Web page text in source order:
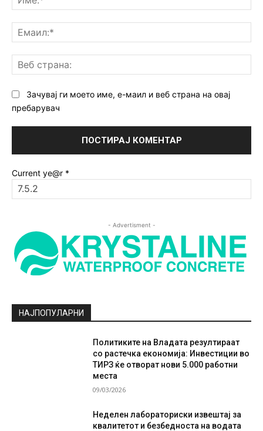
Зачувај ги моето име, е-маил и веб страна на овај
пребарувач
Current ye@r *
- Advertisment -
НАЈПОПУЛАРНИ
Политиките на Владата резултираат
со растечка економија: Инвестиции во
ТИРЗ ќе отворат нови 5.000 работни
места
09/03/2026
Неделен лабораториски извештај за
квалитетот и безбедноста на водата